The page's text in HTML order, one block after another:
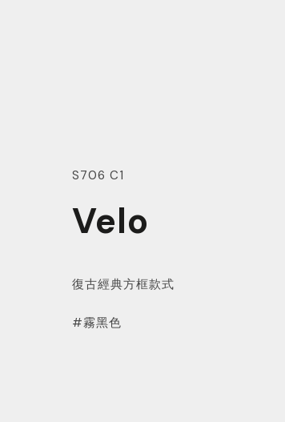
S706 C1
Velo
復古經典方框款式
#霧黑色